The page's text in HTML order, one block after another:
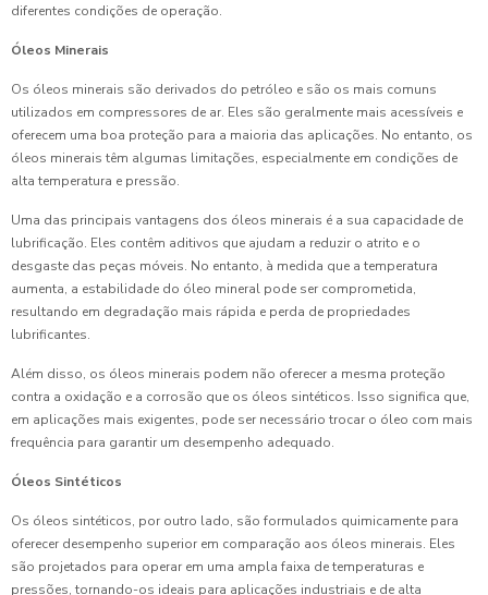
diferentes condições de operação.
Óleos Minerais
Os óleos minerais são derivados do petróleo e são os mais comuns
utilizados em compressores de ar. Eles são geralmente mais acessíveis e
oferecem uma boa proteção para a maioria das aplicações. No entanto, os
óleos minerais têm algumas limitações, especialmente em condições de
alta temperatura e pressão.
Uma das principais vantagens dos óleos minerais é a sua capacidade de
lubrificação. Eles contêm aditivos que ajudam a reduzir o atrito e o
desgaste das peças móveis. No entanto, à medida que a temperatura
aumenta, a estabilidade do óleo mineral pode ser comprometida,
resultando em degradação mais rápida e perda de propriedades
lubrificantes.
Além disso, os óleos minerais podem não oferecer a mesma proteção
contra a oxidação e a corrosão que os óleos sintéticos. Isso significa que,
em aplicações mais exigentes, pode ser necessário trocar o óleo com mais
frequência para garantir um desempenho adequado.
Óleos Sintéticos
Os óleos sintéticos, por outro lado, são formulados quimicamente para
oferecer desempenho superior em comparação aos óleos minerais. Eles
são projetados para operar em uma ampla faixa de temperaturas e
pressões, tornando-os ideais para aplicações industriais e de alta